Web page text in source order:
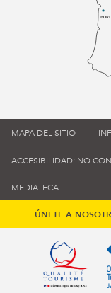
MAPA DEL SITIO
ACCESIBILIDAD: NO
MEDIATECA
ÚNETE A
Qualité